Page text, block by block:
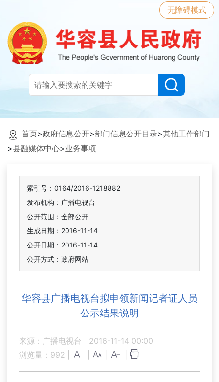
无障碍模式
首页>政府信息公开>部门信息公开目录>其他工作部门
>县融媒体中心>业务事项
索引号：0164/2016-1218882
发布机构：广播电视台
公开范围：全部公开
生成日期：2016-11-14
公开日期：2016-11-14
公开方式：政府网站
华容县广播电视台拟申领新闻记者证人员
公示结果说明
来源：广播电视台
2016-11-14 00:00
浏览量： 992